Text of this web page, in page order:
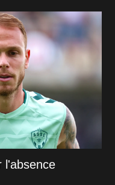
l'absence